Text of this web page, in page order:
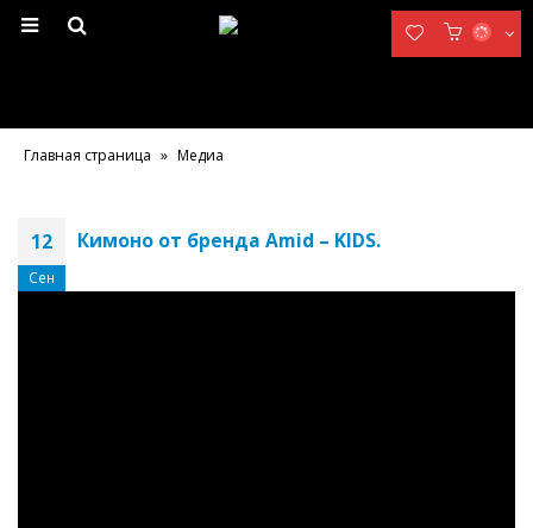
Главная страница » Медиа
12
Сен
Кимоно от бренда Amid – KIDS.